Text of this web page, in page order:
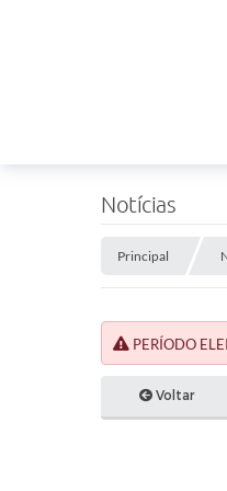
Notícias
Principal
PERÍODO
Voltar